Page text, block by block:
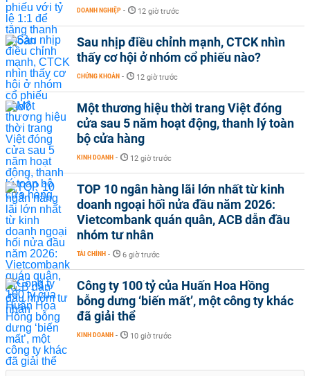
DOANH NGHIỆP - 12 giờ trước
Sau nhịp điều chỉnh mạnh, CTCK nhìn
thấy cơ hội ở nhóm cổ phiếu nào?
CHỨNG KHOÁN - 12 giờ trước
Một thương hiệu thời trang Việt đóng
cửa sau 5 năm hoạt động, thanh lý toàn
bộ cửa hàng
KINH DOANH - 12 giờ trước
TOP 10 ngân hàng lãi lớn nhất từ kinh
doanh ngoại hối nửa đầu năm 2026:
Vietcombank quán quân, ACB dẫn đầu
nhóm tư nhân
TÀI CHÍNH - 6 giờ trước
Công ty 100 tỷ của Huấn Hoa Hồng
bỗng dưng ‘biến mất’, một công ty khác
đã giải thể
KINH DOANH - 10 giờ trước